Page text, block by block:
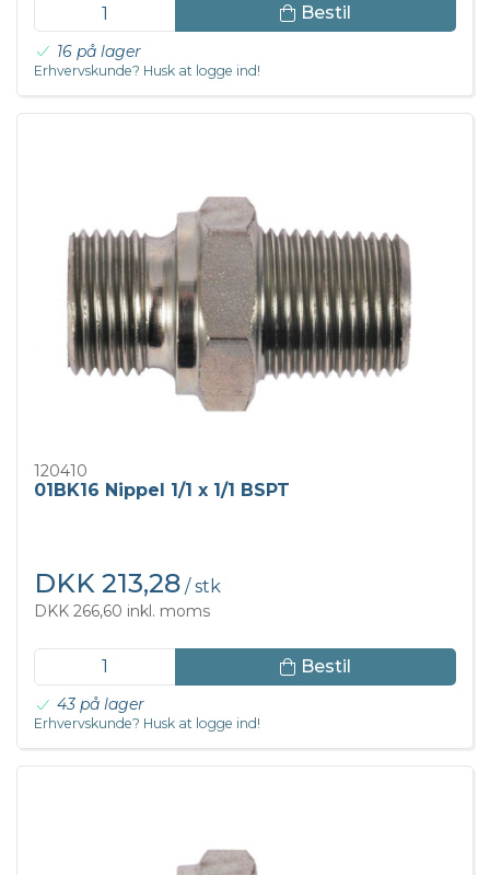
Bestil
16 på lager
Erhvervskunde? Husk at logge ind!
120410
01BK16 Nippel 1/1 x 1/1 BSPT
DKK 213,28 / stk
DKK 266,60 inkl. moms
Bestil
43 på lager
Erhvervskunde? Husk at logge ind!